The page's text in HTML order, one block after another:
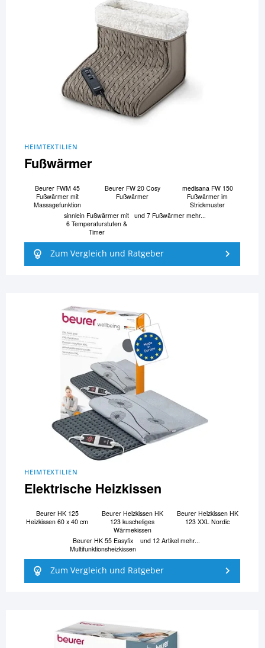
HEIMTEXTILIEN
Fußwärmer
Beurer FWM 45
Fußwärmer mit
Massagefunktion
Beurer FW 20 Cosy
Fußwärmer
medisana FW 150
Fußwärmer im
Strickmuster
sinnlein Fußwärmer mit
6 Temperaturstufen &
Timer
und 7 Fußwärmer mehr...
Zum Vergleich und Ratgeber
HEIMTEXTILIEN
Elektrische Heizkissen
Beurer HK 125
Heizkissen 60 x 40 cm
Beurer Heizkissen HK
123 kuscheliges
Wärmekissen
Beurer Heizkissen HK
123 XXL Nordic
Beurer HK 55 Easyfix
Multifunktionsheizkissen
und 12 Artikel mehr...
Zum Vergleich und Ratgeber